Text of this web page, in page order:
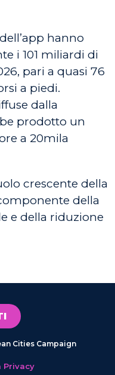
hanno
i 101 miliardi di
pari a quasi 76
a piedi.
dalla
prodotto un
a 20mila
crescente della
della
e della riduzione
Cities Campaign
Privacy